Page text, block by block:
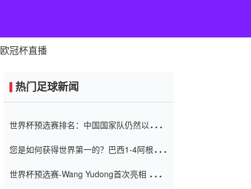
欧冠杯直播
热门足球新闻
世界杯预选赛排名：中国国家队仍然以6分
您是如何获得世界第一的？巴西1-4阿根
世界杯预选赛-Wang Yudong首次亮相 中国